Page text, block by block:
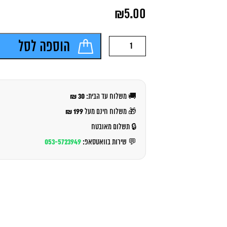
המקורי
₪6.00.
₪5.00
הנוכחי
₪5.00.
פאוץ
רוטב
דגים
הוספה לסל
🚚 משלוח עד הבית: 30 ₪
🎁 משלוח חינם מעל199 ₪
🔒 תשלום מאובטח
💬 שירות בוואטסאפ: 053-5723949